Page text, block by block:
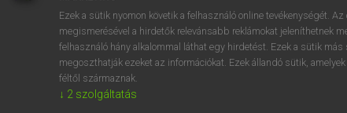
BELÉPÉS
Ezek a sütik nyomon követik a felhasználó online tevékenységét.
megismerésével a hirdetők relevánsabb reklámokat jeleníthetnek
felhasználó hány alkalommal láthat egy hirdetést. Ezek a sütik
megoszthatják ezeket az információkat. Ezek állandó sütik,
féltől származnak.
↓ 2 szolgáltatás